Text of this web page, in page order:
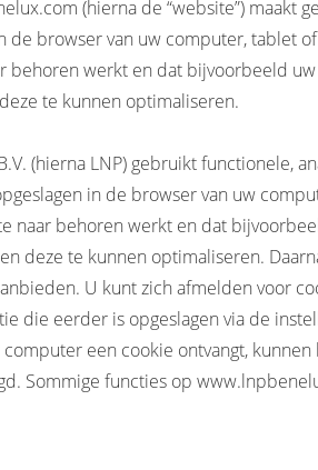
(hierna de “website”) maakt
de browser van uw computer, tablet
behoren werkt en dat bijvoorbeeld
te kunnen optimaliseren.
(hierna LNP) gebruikt functionele,
in de browser van uw
naar behoren werkt en dat
deze te kunnen optimaliseren.
U kunt zich afmelden voor
die eerder is opgeslagen via de
een cookie ontvangt,
Sommige functies op